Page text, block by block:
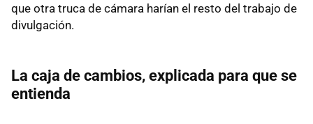
que otra truca de cámara harían el resto del trabajo de
divulgación.
La caja de cambios, explicada para que se
entienda